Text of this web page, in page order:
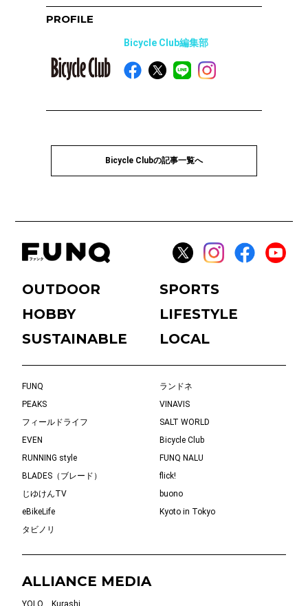
PROFILE
Bicycle Club編集部
Bicycle Clubの記事一覧へ
OUTDOOR
SPORTS
HOBBY
LIFESTYLE
SUSTAINABLE
LOCAL
FUNQ
ランドネ
PEAKS
VINAVIS
フィールドライフ
SALT WORLD
EVEN
Bicycle Club
RUNNING style
FUNQ NALU
BLADES（ブレード）
flick!
じゆけんTV
buono
eBikeLife
Kyoto in Tokyo
タビノリ
ALLIANCE MEDIA